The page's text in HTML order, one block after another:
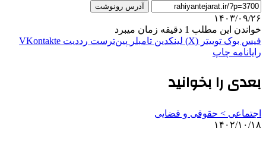
آدرس رونوشت
۱۴۰۳/۰۹/۲۶
خواندن این مطلب 1 دقیقه زمان میبرد
فیس بوک توییتر (X) لینکدین ‫تامبلر ‫پین‌ترست ‫رددیت ‫VKontakte
رایانامه چاپ
بعدی را بخوانید
اجتماعی > حقوقی و قضایی
۱۴۰۲/۱۰/۱۸